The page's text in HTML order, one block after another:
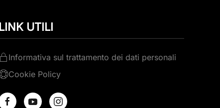
LINK UTILI
Informativa sul trattamento dei dati personali
Cookie Policy